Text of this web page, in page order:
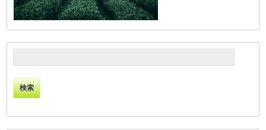
索: